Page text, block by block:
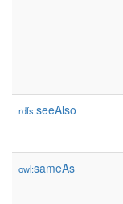
rdfs:seeAlso
owl:sameAs